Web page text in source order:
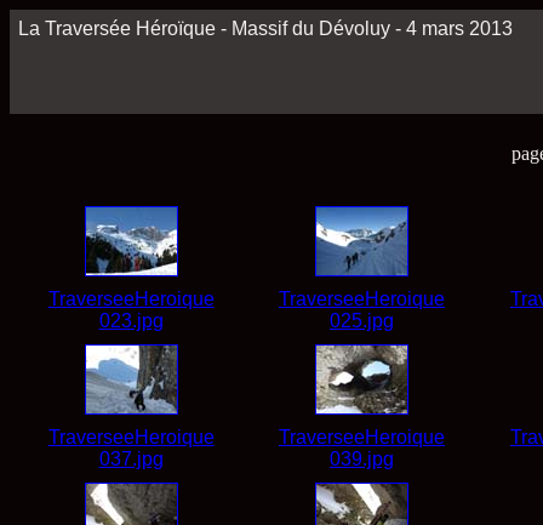
La Traversée Héroïque - Massif du Dévoluy - 4 mars 2013
TraverseeHeroique
023.jpg
TraverseeHeroique
025.jpg
TraverseeHeroique
037.jpg
TraverseeHeroique
039.jpg